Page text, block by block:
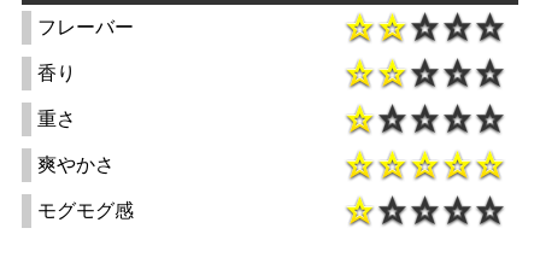
フレーバー
香り
重さ
爽やかさ
モグモグ感